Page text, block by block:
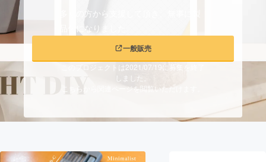
ビジネス・起業
まちづくり・地域活性化
CAMPFIRE for Social Good
多くの方から支援して頂き、無事に製
品化になりました。
一般販売
このプロジェクトは2021/07/19に募集を終了
しました。
こちらから関連ページを閲覧いただけます。